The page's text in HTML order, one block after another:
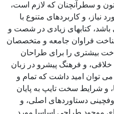
و سطرآنچنان که لازم است،
نیاز، و کاربردهای متنوع با
باشد، کتابهای زیادی در شصت و
فراوان جامعه و متخصصان
بیشتری را برای طراحان
و فرهنگ پیشرو در زبان
توان امید داشت که تمام و
و شرایط سخت تایپ به پایان
دستاوردهای اصلی، و
موجود طراحی اساسا مورد